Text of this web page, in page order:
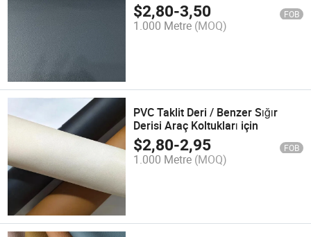
$2,80-3,50 FOB
1.000 Metre (MOQ)
PVC Taklit Deri / Benzer Sığır
Derisi Araç Koltukları için
$2,80-2,95 FOB
1.000 Metre (MOQ)